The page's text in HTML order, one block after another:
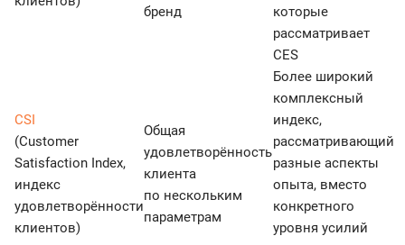
бренд
которые
рассматривает
CES
CSI
(Customer
Satisfaction Index,
индекс
удовлетворённости
клиентов)
Общая
удовлетворённость
клиента
по нескольким
параметрам
Более широкий
комплексный
индекс,
рассматривающий
разные аспекты
опыта, вместо
конкретного
уровня усилий